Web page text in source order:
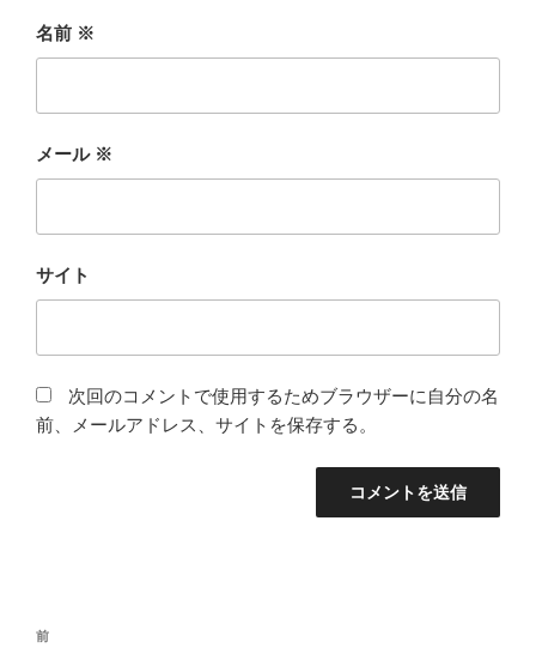
名前 ※
メール ※
サイト
次回のコメントで使用するためブラウザーに自分の名
前、メールアドレス、サイトを保存する。
投
過
前